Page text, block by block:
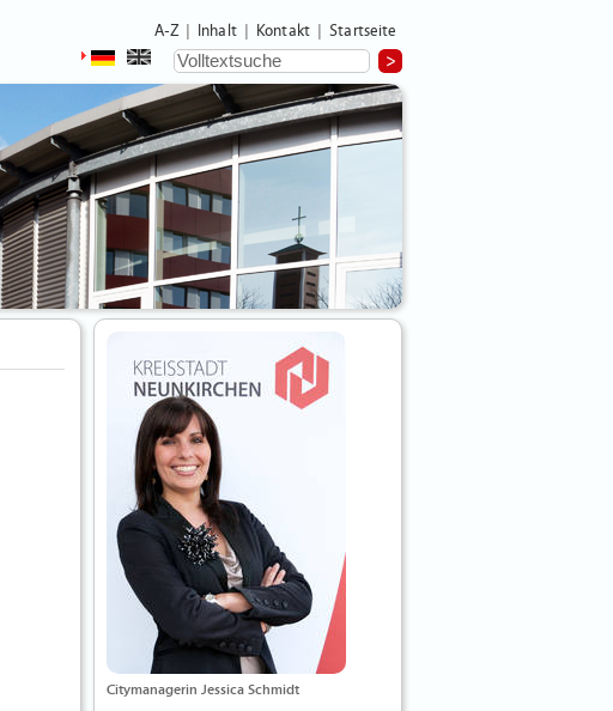
A-Z Inhalt Kontakt Startseite
Citymanagerin Jessica Schmidt